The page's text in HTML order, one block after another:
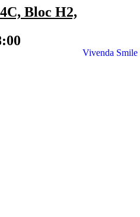
Bloc H2,